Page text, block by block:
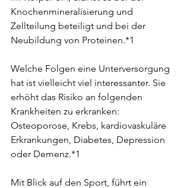
Knochenmineralisierung und
Zellteilung beteiligt und bei der
Neubildung von Proteinen.*1
Welche Folgen eine Unterversorgung
hat ist vielleicht viel interessanter. Sie
erhöht das Risiko an folgenden
Krankheiten zu erkranken:
Osteoporose, Krebs, kardiovaskuläre
Erkrankungen, Diabetes, Depression
oder Demenz.*1
Mit Blick auf den Sport, führt ein